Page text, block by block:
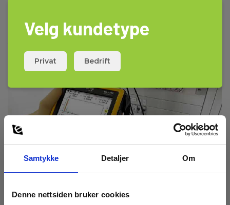
Samtykke Detaljer Om
Denne nettsiden bruker cookies
Anbefalte instrumenter for klasse A​
Velg kundetype
Privat Bedrift